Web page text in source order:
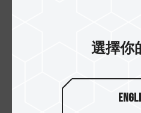
出 AI、創作者以及工
景之技術深度佈局和前
際的頂尖產品開發實力
產品榮獲 2025 德國紅
選擇你